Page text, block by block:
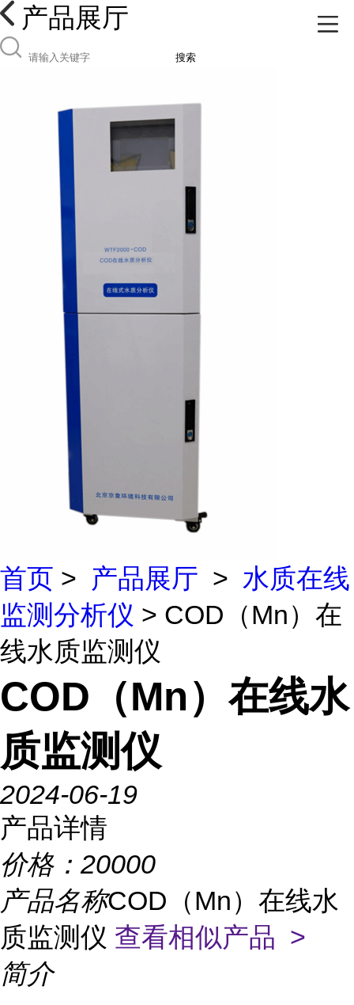
产品展厅
搜索
首页 > 产品展厅 > 水质在线
监测分析仪 > COD（Mn）在
线水质监测仪
COD（Mn）在线水
质监测仪
2024-06-19
产品详情
价格： 20000
产品名称COD（Mn）在线水
质监测仪 查看相似产品 >
简介